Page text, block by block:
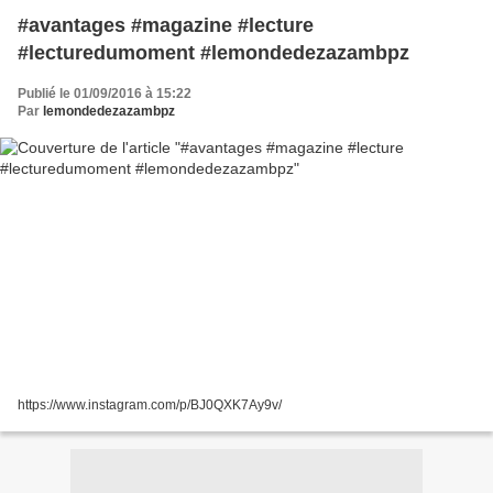
#avantages #magazine #lecture
#lecturedumoment #lemondedezazambpz
Publié le 01/09/2016 à 15:22
Par lemondedezazambpz
https://www.instagram.com/p/BJ0QXK7Ay9v/